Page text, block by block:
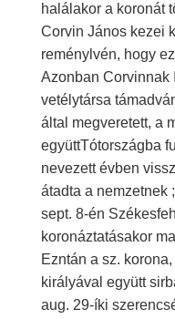
halálakor a koronát
Corvin János kezei
reménylvén, hogy
Azonban Corvinnak
vetélytársa
által megveretett, a
együttTótországba
nevezett évben
átadta a nemzetnek
sept. 8-én
koronáztatásakor
Ezntán a sz.
királyával együtt
aug. 29-íki